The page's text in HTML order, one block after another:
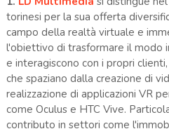
torinesi per la sua offerta
campo della realtà virtuale e
l'obiettivo di trasformare il modo
e interagiscono con i propri
che spaziano dalla creazione di
realizzazione di applicazioni VR
come Oculus e HTC Vive.
contributo in settori come